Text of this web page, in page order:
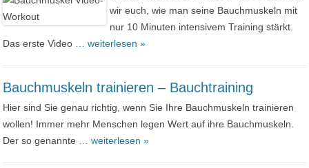
wir euch, wie man seine Bauchmuskeln mit
nur 10 Minuten intensivem Training stärkt.
Das erste Video
… weiterlesen »
Bauchmuskeln trainieren – Bauchtraining
Hier sind Sie genau richtig, wenn Sie Ihre Bauchmuskeln trainieren
wollen! Immer mehr Menschen legen Wert auf ihre Bauchmuskeln.
Der so genannte
… weiterlesen »